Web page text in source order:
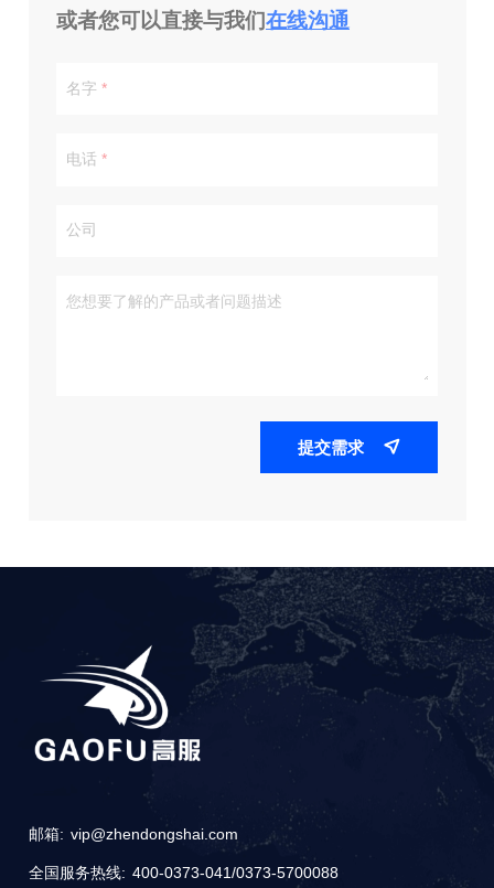
或者您可以直接与我们在线沟通
名字
电话
公司
提交需求 
邮箱: vip@zhendongshai.com
全国服务热线: 400-0373-041/0373-5700088